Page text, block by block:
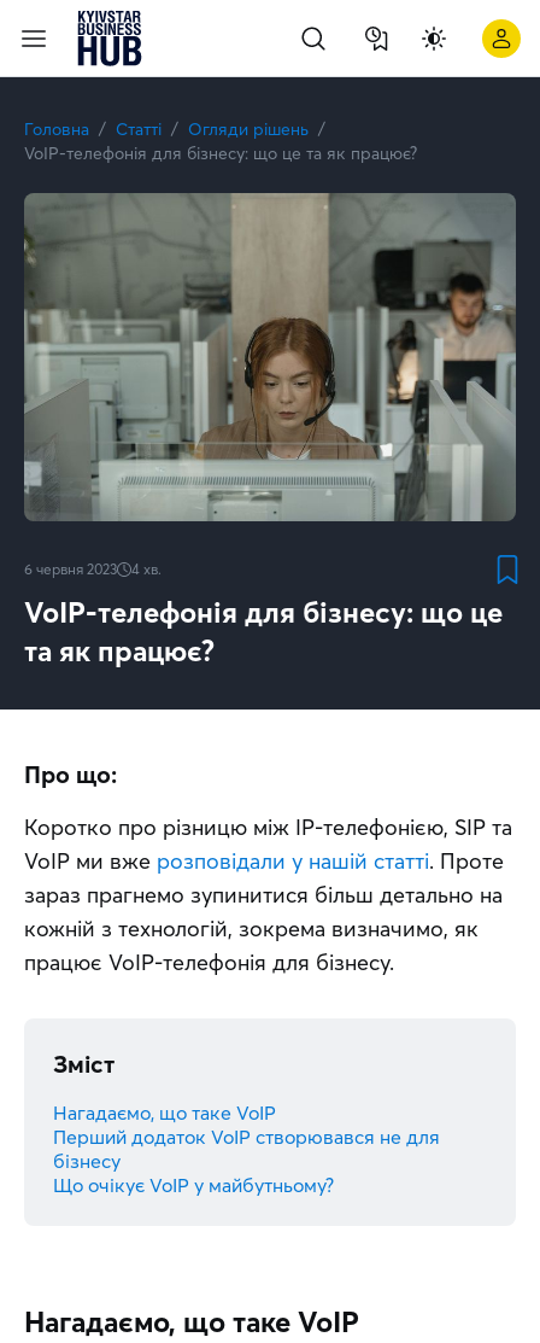
Головна Статті
Огляди рішень
VoIP-телефонія для бізнесу: що це та як працює?
6 червня 2023 4 хв.
VoIP-телефонія для бізнесу: що це
та як працює?
Про що:
Коротко про різницю між IP-телефонією, SIP та
VoIP ми вже розповідали у нашій статті. Проте
зараз прагнемо зупинитися більш детально на
кожній з технологій, зокрема визначимо, як
працює VoIP-телефонія для бізнесу.
Зміст
Нагадаємо, що таке VoIP
Перший додаток VoIP створювався не для
бізнесу
Що очікує VoIP у майбутньому?
Нагадаємо, що таке VoIP
Що таке Voip-телефонія для бізнесу ⭐ Kyivstar Business